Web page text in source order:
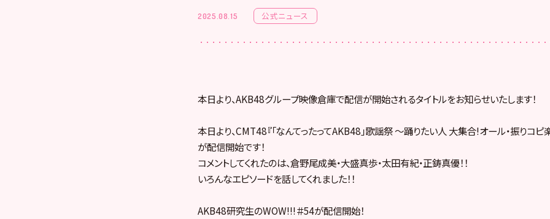
2025.08.15 公式ニュース
本日より、AKB48グループ映像倉庫で配信が開始されるタイトルをお知らせいたします！
本日より、CMT48『「なんてったってAKB48」歌謡祭 〜踊りたい人 大集合!オール・振りコピ
が配信開始です！
コメントしてくれたのは、倉野尾成美・大盛真歩・太田有紀・正鋳真優！！
いろんなエピソードを話してくれました！！
AKB48研究生のWOW!!!＃54が配信開始！